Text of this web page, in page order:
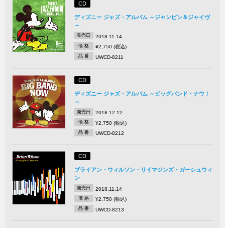
CD
ディズニー ジャズ・アルバム ～ジャンピン＆ジャイヴ
～
発売日 2018.11.14
価 格 ¥2,750 (税込)
品 番 UWCD-8211
CD
ディズニー ジャズ・アルバム ～ビッグバンド・ナウ！
～
発売日 2018.12.12
価 格 ¥2,750 (税込)
品 番 UWCD-8212
CD
ブライアン・ウィルソン・リイマジンズ・ガーシュウィ
ン
発売日 2018.11.14
価 格 ¥2,750 (税込)
品 番 UWCD-8213